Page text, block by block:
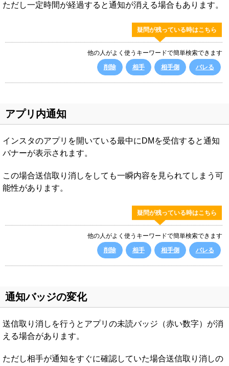
ただし一定時間が経過すると通知が消える場合もあります。
疑問が残っている時はこちら
他の人がよく使うキーワードで簡単検索できます
削除
相手 相手側 バレる
アプリ内通知
インスタのアプリを開いている最中にDMを受信すると通知
バナーが表示されます。
この場合送信取り消しをしても一瞬内容を見られてしまう可
能性があります。
疑問が残っている時はこちら
他の人がよく使うキーワードで簡単検索できます
削除
相手 相手側 バレる
通知バッジの変化
送信取り消しを行うとアプリの未読バッジ（赤い数字）が消
える場合があります。
ただし相手が通知をすぐに確認していた場合送信取り消しの